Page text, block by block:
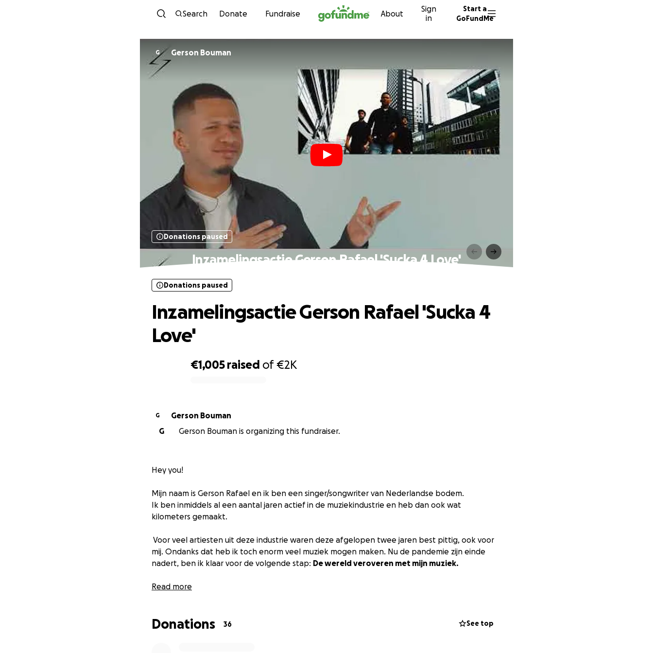
Skip to content
Search Donate Fundraise About
Sign
in
Start a
GoFundMe
G Gerson Bouman
Donations paused
Inzamelingsactie Gerson Rafael 'Sucka 4 Love'
€1,005 raised of€2K
Donations paused
Inzamelingsactie Gerson Rafael 'Sucka 4
Love'
G
Gerson Bouman
G
Gerson Bouman is organizing this fundraiser.
Hey you!
Mijn naam is Gerson Rafael en ik ben een singer/songwriter van Nederlandse bodem.
Ik ben inmiddels al een aantal jaren actief in de muziekindustrie en heb dan ook wat
kilometers gemaakt.
Voor veel artiesten uit deze industrie waren deze afgelopen twee jaren best pittig, ook voor
mij. Ondanks dat heb ik toch enorm veel muziek mogen maken. Nu de pandemie zijn einde
nadert, ben ik klaar voor de volgende stap: De wereld veroveren met mijn muziek.
Videoclip 'Sucka 4 Love'
.Paak, Justin Timberlake en meer. Een track waar ik heel enthousiast over ben! Alleen een
Read more
Donations 36 See top